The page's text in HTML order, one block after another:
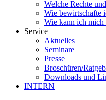
Welche Rechte
Wie bewirtschafte
Wie kann ich mich
Service
Aktuelles
Seminare
Presse
Broschüren/
Downloads und
INTERN